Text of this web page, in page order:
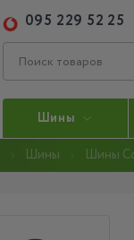
095 229 52 25
Шины
Шины Шины